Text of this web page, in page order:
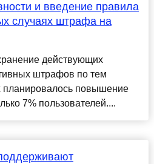
и введение правила
случаях штрафа на
действующих
штрафов по тем
планировалось повышение
7% пользователей....